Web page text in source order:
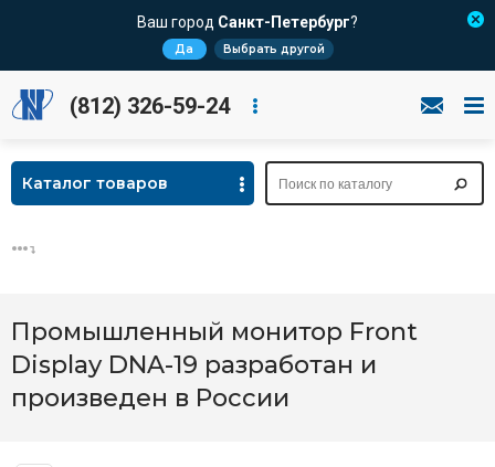
Ваш город Санкт-Петербург?
Да Выбрать другой
(812) 326-59-24
Каталог товаров
Промышленный монитор Front
Display DNA-19 разработан и
произведен в России